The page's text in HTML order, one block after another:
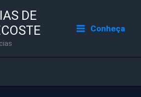
DE
Conheça